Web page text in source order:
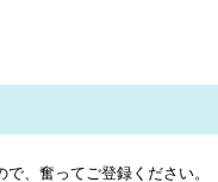
、奮ってご登録ください。